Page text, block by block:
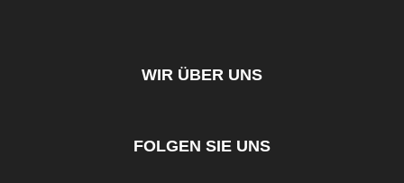
WIR ÜBER UNS
FOLGEN SIE UNS